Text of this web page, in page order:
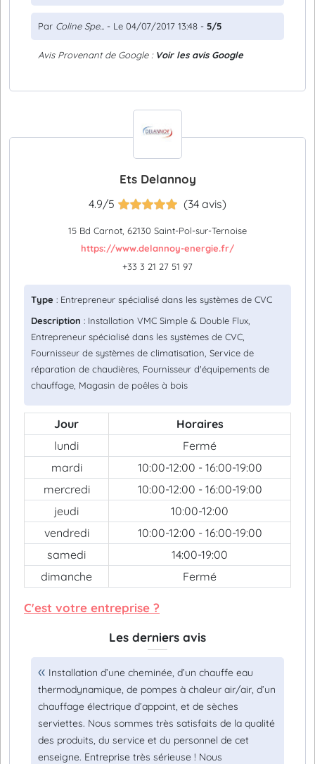
Par Coline Spe... - Le 04/07/2017 13:48 - 5/5
Avis Provenant de Google : Voir les avis Google
Ets Delannoy
4.9/5 (34 avis)
15 Bd Carnot, 62130 Saint-Pol-sur-Ternoise
https://www.delannoy-energie.fr/
+33 3 21 27 51 97
Type : Entrepreneur spécialisé dans les systèmes de CVC
Description : Installation VMC Simple & Double Flux,
Entrepreneur spécialisé dans les systèmes de CVC,
Fournisseur de systèmes de climatisation, Service de
réparation de chaudières, Fournisseur d'équipements de
chauffage, Magasin de poêles à bois
Jour
Horaires
lundi
Fermé
mardi
10:00-12:00 - 16:00-19:00
mercredi
10:00-12:00 - 16:00-19:00
jeudi
10:00-12:00
vendredi
10:00-12:00 - 16:00-19:00
samedi
14:00-19:00
dimanche
Fermé
C'est votre entreprise ?
Les derniers avis
Installation d’une cheminée, d’un chauffe eau
thermodynamique, de pompes à chaleur air/air, d’un
chauffage électrique d’appoint, et de sèches
serviettes. Nous sommes très satisfaits de la qualité
des produits, du service et du personnel de cet
enseigne. Entreprise très sérieuse ! Nous